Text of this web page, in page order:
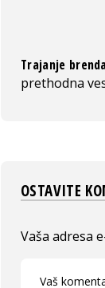
Trajanje
prethodna
OSTAVITE
Vaša adresa